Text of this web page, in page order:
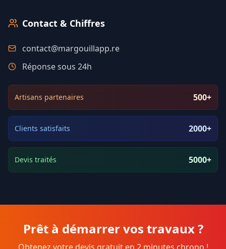
Contact & Chiffres
contact@margouillapp.re
Réponse sous 24h
Artisans partenaires 500+
Clients satisfaits 2000+
Devis traités 5000+
Prêt à démarrer vos travaux ?